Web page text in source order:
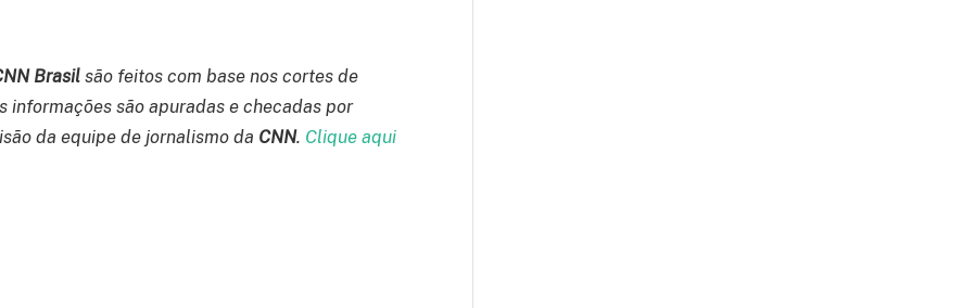
Brasilsão feitos com base nos cortes de
informações são apuradas e checadas por
da equipe de jornalismo da CNN. Clique aqui